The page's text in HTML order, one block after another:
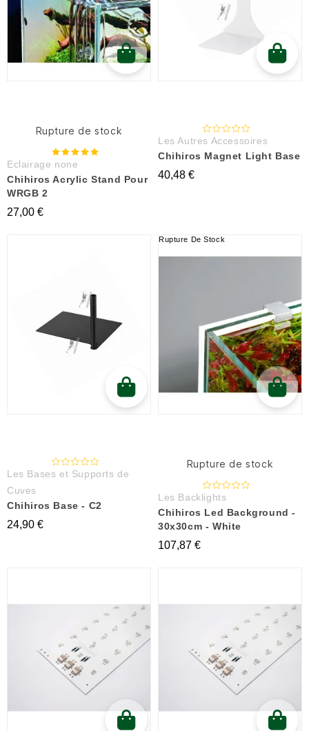
Rupture de stock
Eclairage none
Chihiros Acrylic Stand Pour
WRGB 2
27,00 €
Les Autres Accessoires
Chihiros Magnet Light Base
40,48 €
Les Bases et Supports de
Cuves
Chihiros Base - C2
24,90 €
Rupture De Stock
Rupture de stock
Les Backlights
Chihiros Led Background -
30x30cm - White
107,87 €